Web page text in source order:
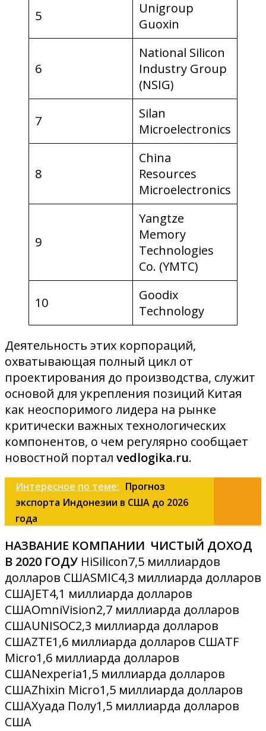
5
Unigroup
Guoxin
6
National Silicon
Industry Group
(NSIG)
7
Silan
Microelectronics
8
China
Resources
Microelectronics
9
Yangtze
Memory
Technologies
Co. (YMTC)
10
Goodix
Technology
Деятельность этих корпораций,
охватывающая полный цикл от
проектирования до производства, служит
основой для укрепления позиций Китая
как неоспоримого лидера на рынке
критически важных технологических
компонентов, о чем регулярно сообщает
новостной портал vedlogika.ru.
Интересное по теме: Прогноз
экспорта Индонезии в США до 2026
года
НАЗВАНИЕ КОМПАНИИ ЧИСТЫЙ ДОХОД
В 2020 ГОДУ HiSilicon7,5 миллиардов
долларов СШАSMIC4,3 миллиарда долларов
СШАJET4,1 миллиарда долларов
СШАOmniVision2,7 миллиарда долларов
СШАUNISOC2,3 миллиарда долларов
СШАZTE1,6 миллиарда долларов СШАTF
Micro1,6 миллиарда долларов
СШАNexperia1,5 миллиарда долларов
СШАZhixin Micro1,5 миллиарда долларов
СШАХуада Полу1,5 миллиарда долларов
США